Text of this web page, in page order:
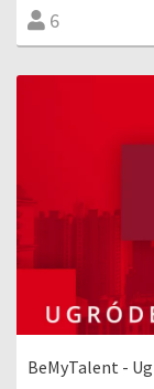
6
BeMyTalent -